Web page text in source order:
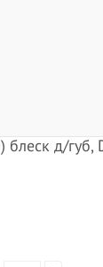
блеск д/губ,